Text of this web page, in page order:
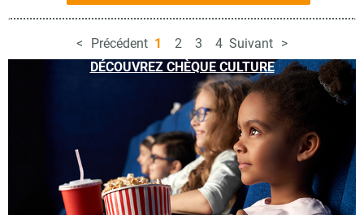
Précédent 1 2 3 4 Suivant
DÉCOUVREZ CHÈQUE CULTURE